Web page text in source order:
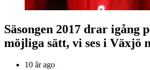
Säsongen 2017 drar igång
möjliga sätt, vi ses i Växjö
10 år ago